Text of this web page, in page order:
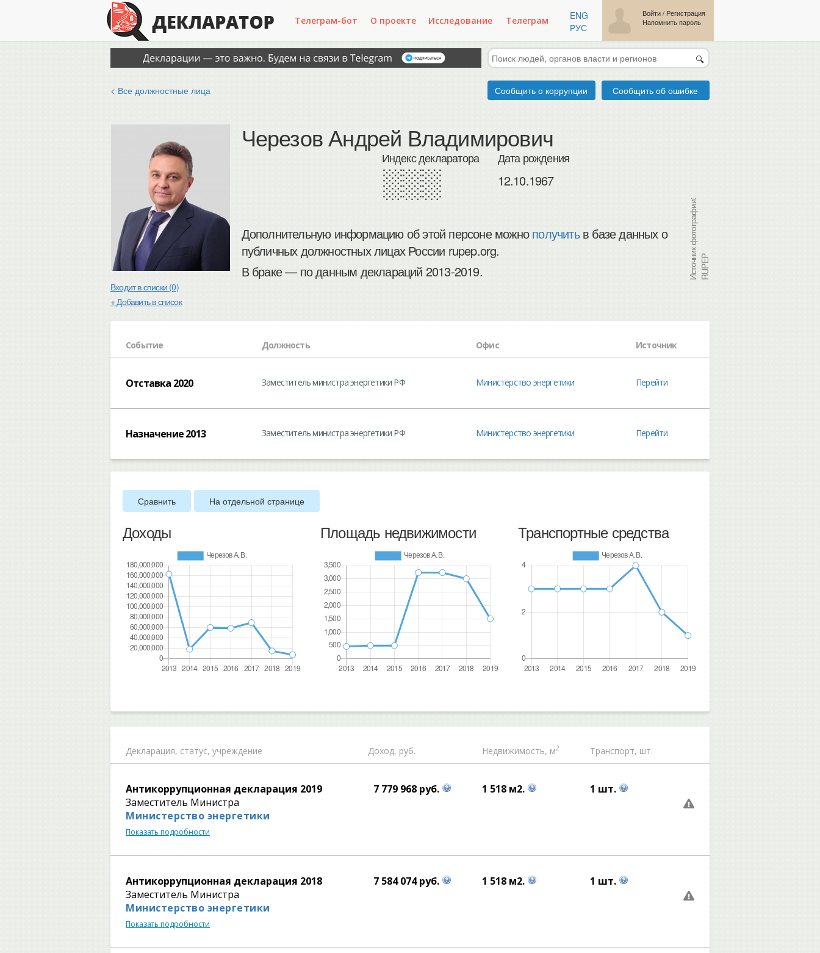
Телеграм-бот О проекте Исследование Телеграм
ENG
РУС
Войти/ Регистрация
Напомнить пароль
🔍
< Все должностные лица Сообщить о коррупции Сообщить об ошибке
Входит в списки (0)
+ Добавить в список
Черезов Андрей Владимирович
Индекс декларатора
░░░
Дата рождения
12.10.1967
Дополнительную информацию об этой персоне можнополучитьв базе данных о
публичных должностных лицах России rupep.org.
В браке — по данным деклараций 2013-2019.
Источник фотографии:RUPEP
Событие Должность Офис Источник
Отставка 2020 Заместитель министра энергетики РФ Министерство энергетики Перейти
Назначение 2013 Заместитель министра энергетики РФ Министерство энергетики Перейти
Сравнить На отдельной странице
Доходы Площадь недвижимости Транспортные средства
Декларация, статус, учреждение Доход, руб. Недвижимость, м2 Транспорт, шт.
Антикоррупционная декларация 2019
Заместитель Министра
Министерство энергетики
Показать подробности
7 779 968 руб. 1 518 м2. 1 шт.
Антикоррупционная декларация 2018
Заместитель Министра
Министерство энергетики
Показать подробности
7 584 074 руб. 1 518 м2. 1 шт.